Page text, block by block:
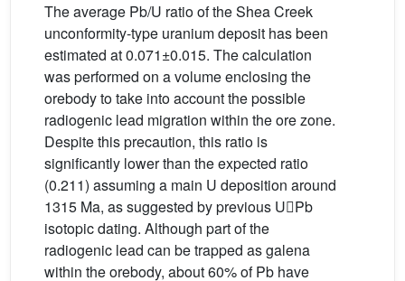
The average Pb/U ratio of the Shea Creek
unconformity-type uranium deposit has been
estimated at 0.071±0.015. The calculation
was performed on a volume enclosing the
orebody to take into account the possible
radiogenic lead migration within the ore zone.
Despite this precaution, this ratio is
significantly lower than the expected ratio
(0.211) assuming a main U deposition around
1315 Ma, as suggested by previous UPb
isotopic dating. Although part of the
radiogenic lead can be trapped as galena
within the orebody, about 60% of Pb have